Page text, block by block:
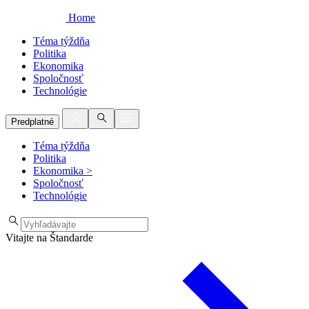
Home
Téma týždňa
Politika
Ekonomika
Spoločnosť
Technológie
Predplatné
Téma týždňa
Politika
Ekonomika >
Spoločnosť
Technológie
Vitajte na Štandarde